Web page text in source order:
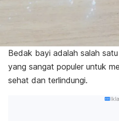
Bedak bayi adalah salah
yang sangat populer untuk
sehat dan terlindungi.